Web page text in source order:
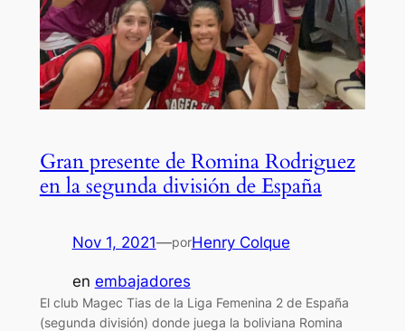
Gran presente de Romina Rodriguez
en la segunda división de España
Nov 1, 2021—porHenry Colque
en embajadores
El club Magec Tias de la Liga Femenina 2 de España
(segunda división) donde juega la boliviana Romina